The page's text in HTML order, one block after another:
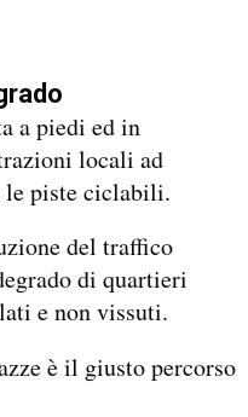
a piedi ed in
locali ad
le piste ciclabili.
del traffico
di quartieri
e non vissuti.
è il giusto percorso